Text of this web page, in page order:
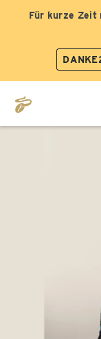
Für kurze Zeit